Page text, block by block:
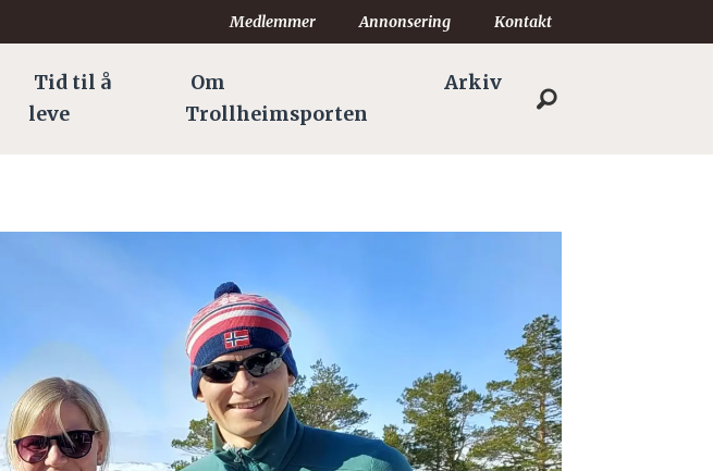
Medlemmer Annonsering Kontakt
Tid til å
leve
Om
Trollheimsporten
Arkiv